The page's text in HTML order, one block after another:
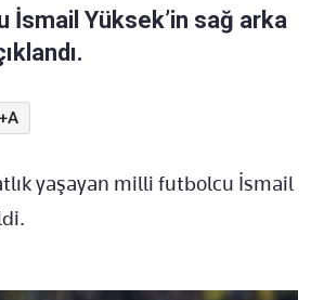
Yüksek’in sağ arka
+A
yaşayan milli futbolcu İsmail